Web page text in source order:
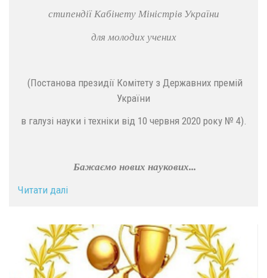
стипендії Кабінету Міністрів України
для молодих учених
(Постанова президії Комітету з Державних премій
України
в галузі науки і техніки від 10 червня 2020 року № 4).
Бажаємо нових наукових...
Читати далі